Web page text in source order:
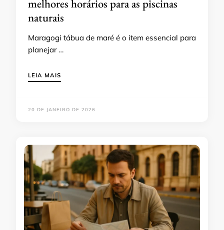
melhores horários para as piscinas
naturais
Maragogi tábua de maré é o item essencial para
planejar …
LEIA MAIS
20 DE JANEIRO DE 2026